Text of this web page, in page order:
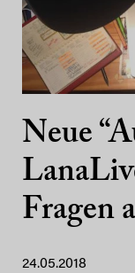
Neue
Fragen
24.05.2018